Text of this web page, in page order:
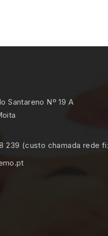
Santareno Nº 19 A
239 (custo chamada rede